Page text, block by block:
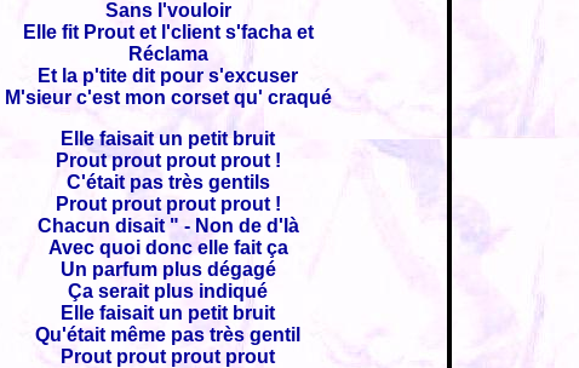
Sans l'vouloir
Elle fit Prout et l'client s'facha et
Réclama
Et la p'tite dit pour s'excuser
M'sieur c'est mon corset qu' craqué
Elle faisait un petit bruit
Prout prout prout prout !
C'était pas très gentils
Prout prout prout prout !
Chacun disait " - Non de d'là
Avec quoi donc elle fait ça
Un parfum plus dégagé
Ça serait plus indiqué
Elle faisait un petit bruit
Qu'était même pas très gentil
Prout prout prout prout